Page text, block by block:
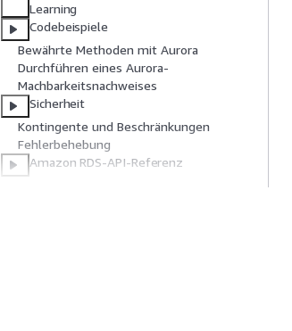
Learning
Codebeispiele
Bewährte Methoden mit Aurora
Durchführen eines Aurora-
Machbarkeitsnachweises
Sicherheit
Kontingente und Beschränkungen
Fehlerbehebung
Amazon RDS-API-Referenz